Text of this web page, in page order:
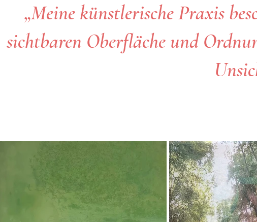
„Meine künstlerische Praxis
sichtbaren Oberfläche und